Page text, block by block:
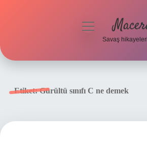
menüyü
Savaş
Etiket:Gürültü sınıfı C ne demek